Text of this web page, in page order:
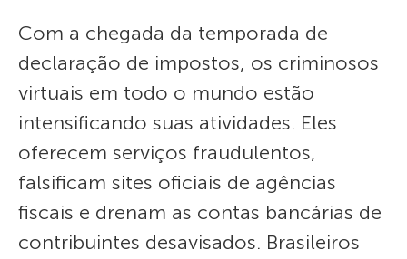
Com a chegada da temporada de
declaração de impostos, os criminosos
virtuais em todo o mundo estão
intensificando suas atividades. Eles
oferecem serviços fraudulentos,
falsificam sites oficiais de agências
fiscais e drenam as contas bancárias de
contribuintes desavisados. Brasileiros